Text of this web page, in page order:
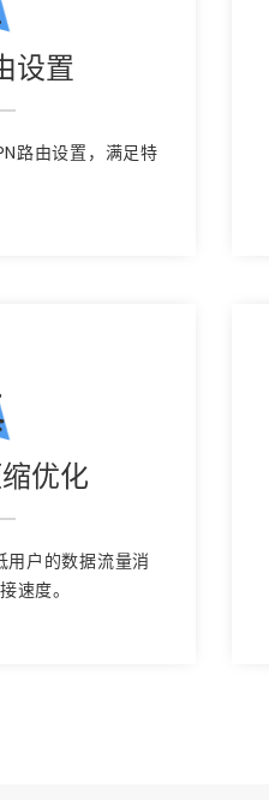
设置
路由设置，满足特
优化
用户的数据流量消
速度。